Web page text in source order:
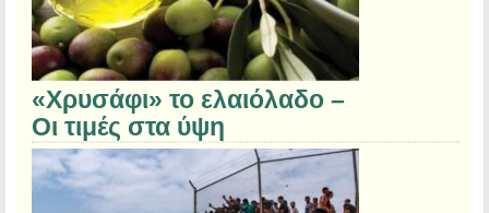
«Χρυσάφι» το ελαιόλαδο –
Οι τιμές στα ύψη